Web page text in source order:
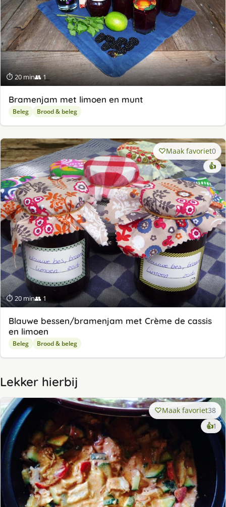
⏱ 20 min👥 1
Bramenjam met limoen en munt
Beleg Brood & beleg
⏱ 20 min👥 1
Maak favoriet0
👍
Blauwe bessen/bramenjam met Crème de cassis
en limoen
Beleg Brood & beleg
Lekker hierbij
Maak favoriet38
👍1